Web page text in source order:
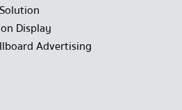
Display
Advertising